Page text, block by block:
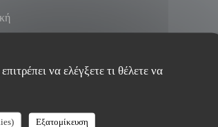
να ελέγξετε τι θέλετε να
Εξατομίκευση